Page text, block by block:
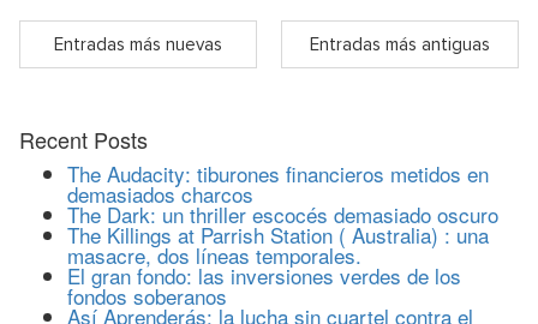
Entradas más nuevas Entradas más antiguas
Recent Posts
The Audacity: tiburones financieros metidos en
demasiados charcos
The Dark: un thriller escocés demasiado oscuro
The Killings at Parrish Station ( Australia) : una
masacre, dos líneas temporales.
El gran fondo: las inversiones verdes de los
fondos soberanos
Así Aprenderás: la lucha sin cuartel contra el